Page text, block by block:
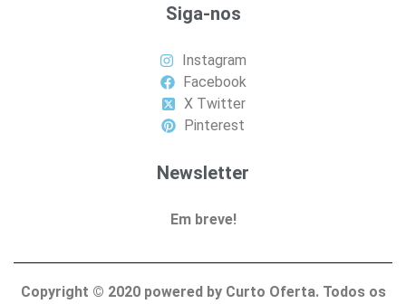
Siga-nos
Instagram
Facebook
X Twitter
Pinterest
Newsletter
Em breve!
Copyright © 2020powered by Curto Oferta. Todos os